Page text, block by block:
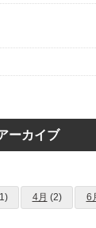
ーカイブ
4月 (2) 6